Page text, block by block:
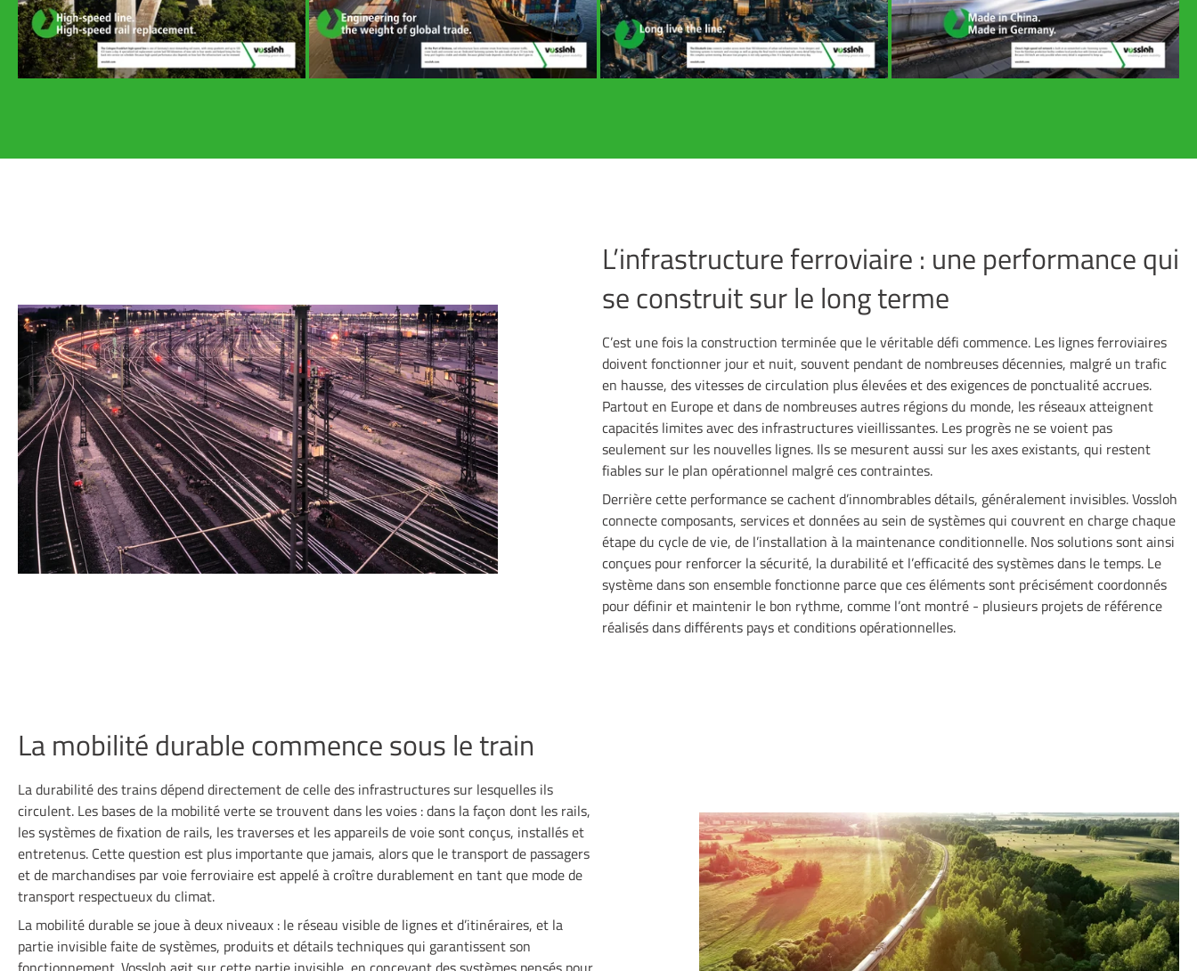
L’infrastructure ferroviaire : une performance qui
se construit sur le long terme
C’est une fois la construction terminée que le véritable défi commence. Les lignes ferroviaires
doivent fonctionner jour et nuit, souvent pendant de nombreuses décennies, malgré un trafic
en hausse, des vitesses de circulation plus élevées et des exigences de ponctualité accrues.
Partout en Europe et dans de nombreuses autres régions du monde, les réseaux atteignent
capacités limites avec des infrastructures vieillissantes. Les progrès ne se voient pas
seulement sur les nouvelles lignes. Ils se mesurent aussi sur les axes existants, qui restent
fiables sur le plan opérationnel malgré ces contraintes.
Derrière cette performance se cachent d’innombrables détails, généralement invisibles. Vossloh
connecte composants, services et données au sein de systèmes qui couvrent en charge chaque
étape du cycle de vie, de l’installation à la maintenance conditionnelle. Nos solutions sont ainsi
conçues pour renforcer la sécurité, la durabilité et l’efficacité des systèmes dans le temps. Le
système dans son ensemble fonctionne parce que ces éléments sont précisément coordonnés
pour définir et maintenir le bon rythme, comme l’ont montré - plusieurs projets de référence
réalisés dans différents pays et conditions opérationnelles.
La mobilité durable commence sous le train
La durabilité des trains dépend directement de celle des infrastructures sur lesquelles ils
circulent. Les bases de la mobilité verte se trouvent dans les voies : dans la façon dont les rails,
les systèmes de fixation de rails, les traverses et les appareils de voie sont conçus, installés et
entretenus. Cette question est plus importante que jamais, alors que le transport de passagers
et de marchandises par voie ferroviaire est appelé à croître durablement en tant que mode de
transport respectueux du climat.
La mobilité durable se joue à deux niveaux : le réseau visible de lignes et d’itinéraires, et la
partie invisible faite de systèmes, produits et détails techniques qui garantissent son